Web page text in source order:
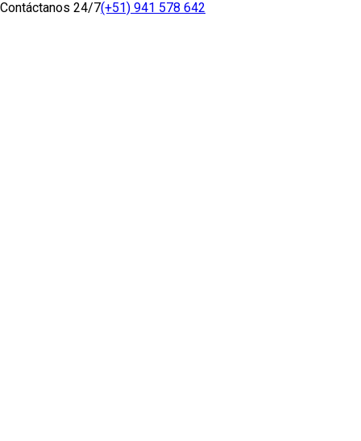
Contáctanos 24/7(+51) 941 578 642